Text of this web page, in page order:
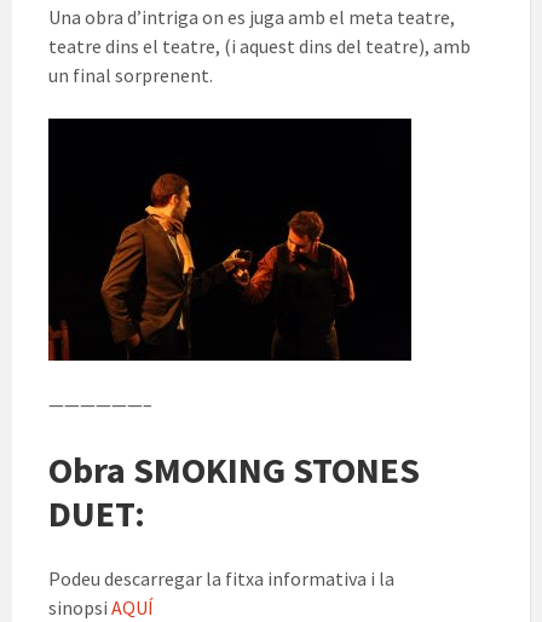
Una obra d’intriga on es juga amb el meta teatre,
teatre dins el teatre, (i aquest dins del teatre), amb
un final sorprenent.
——————–
Obra SMOKING STONES
DUET:
Podeu descarregar la fitxa informativa i la
sinopsi AQUÍ